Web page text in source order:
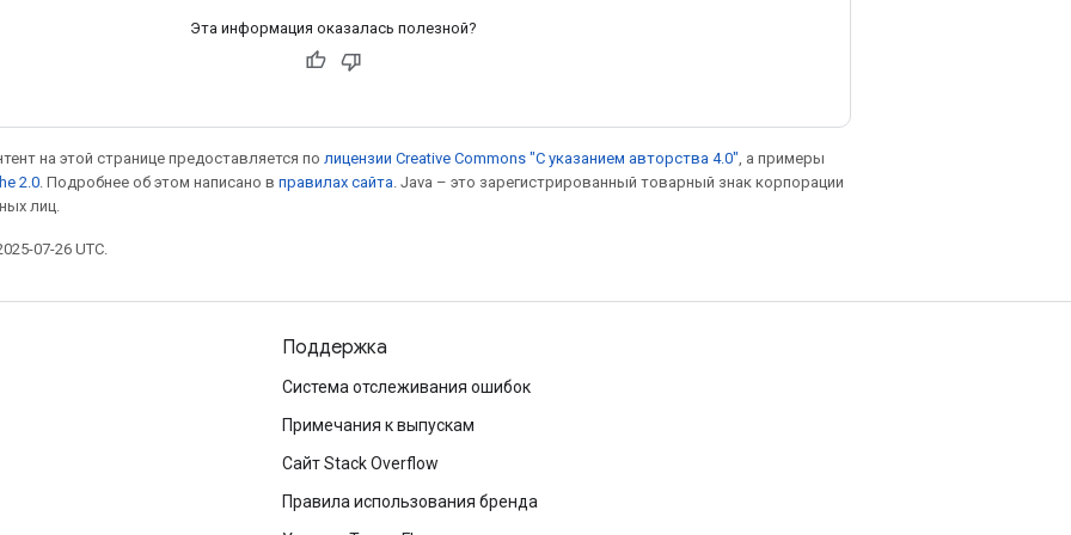
Эта информация оказалась полезной?
на этой странице предоставляется по лицензии Creative Commons "С указанием авторства 4.0" , а примеры
2.0 . Подробнее об этом написано в правилах сайта . Java – это зарегистрированный товарный знак корпорации
лиц.
07-26 UTC.
Поддержка
Система отслеживания ошибок
Примечания к выпускам
Сайт Stack Overflow
Правила использования бренда